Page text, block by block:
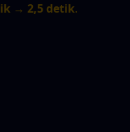
→ 2,5 detik.